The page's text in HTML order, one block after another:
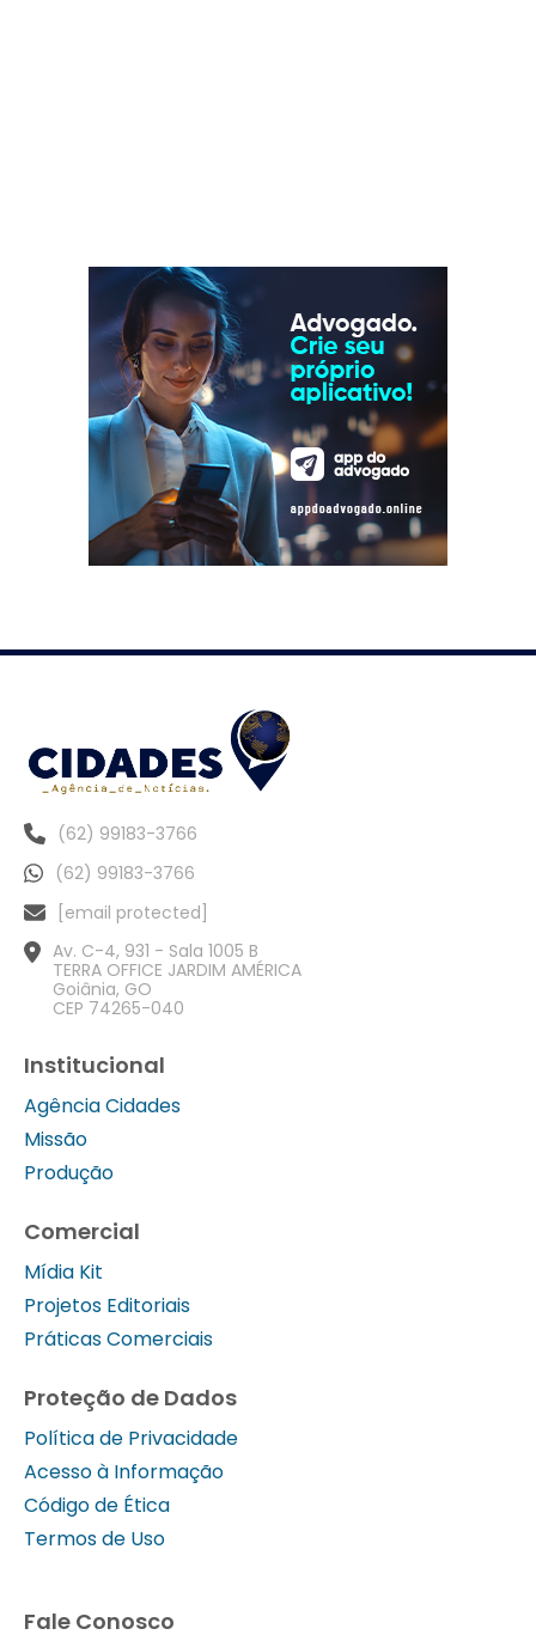
(62) 99183-3766
(62) 99183-3766
[email protected]
Av. C-4, 931 - Sala 1005 B
TERRA OFFICE JARDIM AMÉRICA
Goiânia, GO
CEP 74265-040
Institucional
Agência Cidades
Missão
Produção
Comercial
Mídia Kit
Projetos Editoriais
Práticas Comerciais
Proteção de Dados
Política de Privacidade
Acesso à Informação
Código de Ética
Termos de Uso
Fale Conosco